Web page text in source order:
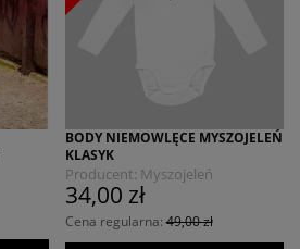
BODY NIEMOWLĘCE MYSZOJELEŃ
KLASYK
Producent: Myszojeleń
34,00 zł
Cena regularna:49,00 zł